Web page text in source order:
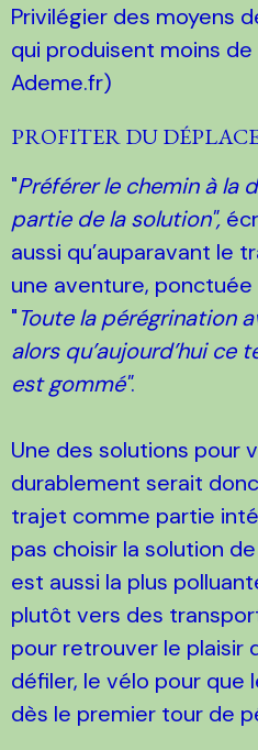
Privilégier des moyens
qui produisent moins de
Ademe.fr)
PROFITER DU
"Préférer le chemin à la
partie de la solution",
aussi qu’auparavant le
une aventure, ponctuée
"Toute la pérégrination
alors qu’aujourd’hui
est gommé".
Une des solutions pour
durablement serait
trajet comme partie
pas choisir la solution
est aussi la plus
plutôt vers des
pour retrouver le plaisir
défiler, le vélo pour que
dès le premier tour de